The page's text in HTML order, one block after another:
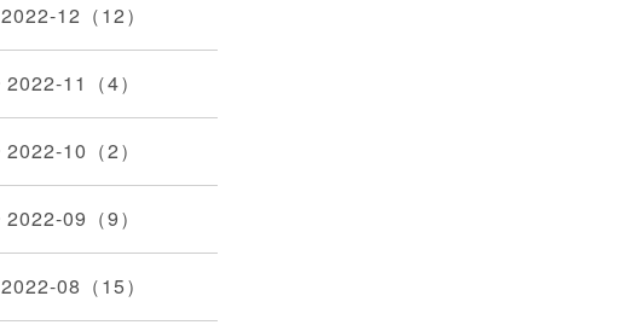
2022-12（12）
2022-11（4）
2022-10（2）
2022-09（9）
2022-08（15）